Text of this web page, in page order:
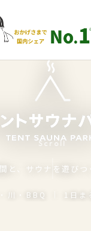
と、サウナを遊びつ
川・BBQ ｜ 1日ま
Scroll